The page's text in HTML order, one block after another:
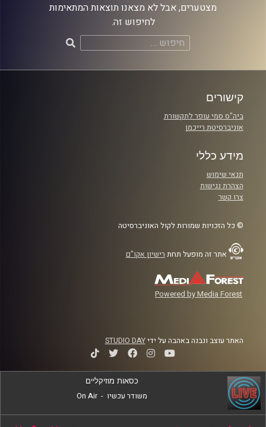
מצטערים, אבל לא מצאנו תוצאות המתאימות
לחיפוש זה.
חיפוש:
קישורים
ביה"ס סמי עופר לתקשורת
אוניברסיטת רייכמן
מידע כללי
תנאי שימוש
הצהרת נגישות
צרו קשר
© כל הזכויות שמורות לקול האוניברסיטה
אתר זה מופעל תחת רישיון אקו"ם
Powered by Media Forest
האתר עוצב ונבנה באהבה על ידיSTUDIO DAY
כסאות מוזיקליים
משודר עכשיו -
On Air